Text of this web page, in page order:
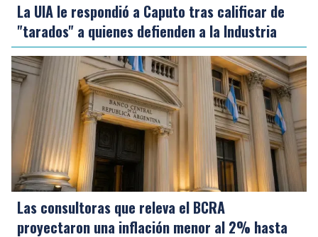
La UIA le respondió a Caputo tras calificar de
"tarados" a quienes defienden a la Industria
Las consultoras que releva el BCRA
proyectaron una inflación menor al 2% hasta